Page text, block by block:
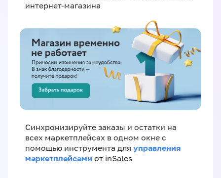
интернет-магазина
Синхронизируйте заказы и остатки на
всех маркетплейсах в одном окне с
помощью инструмента для управления
маркетплейсами от inSales